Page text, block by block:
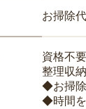
お掃除
資格不要
整理収
◆お掃
◆時間